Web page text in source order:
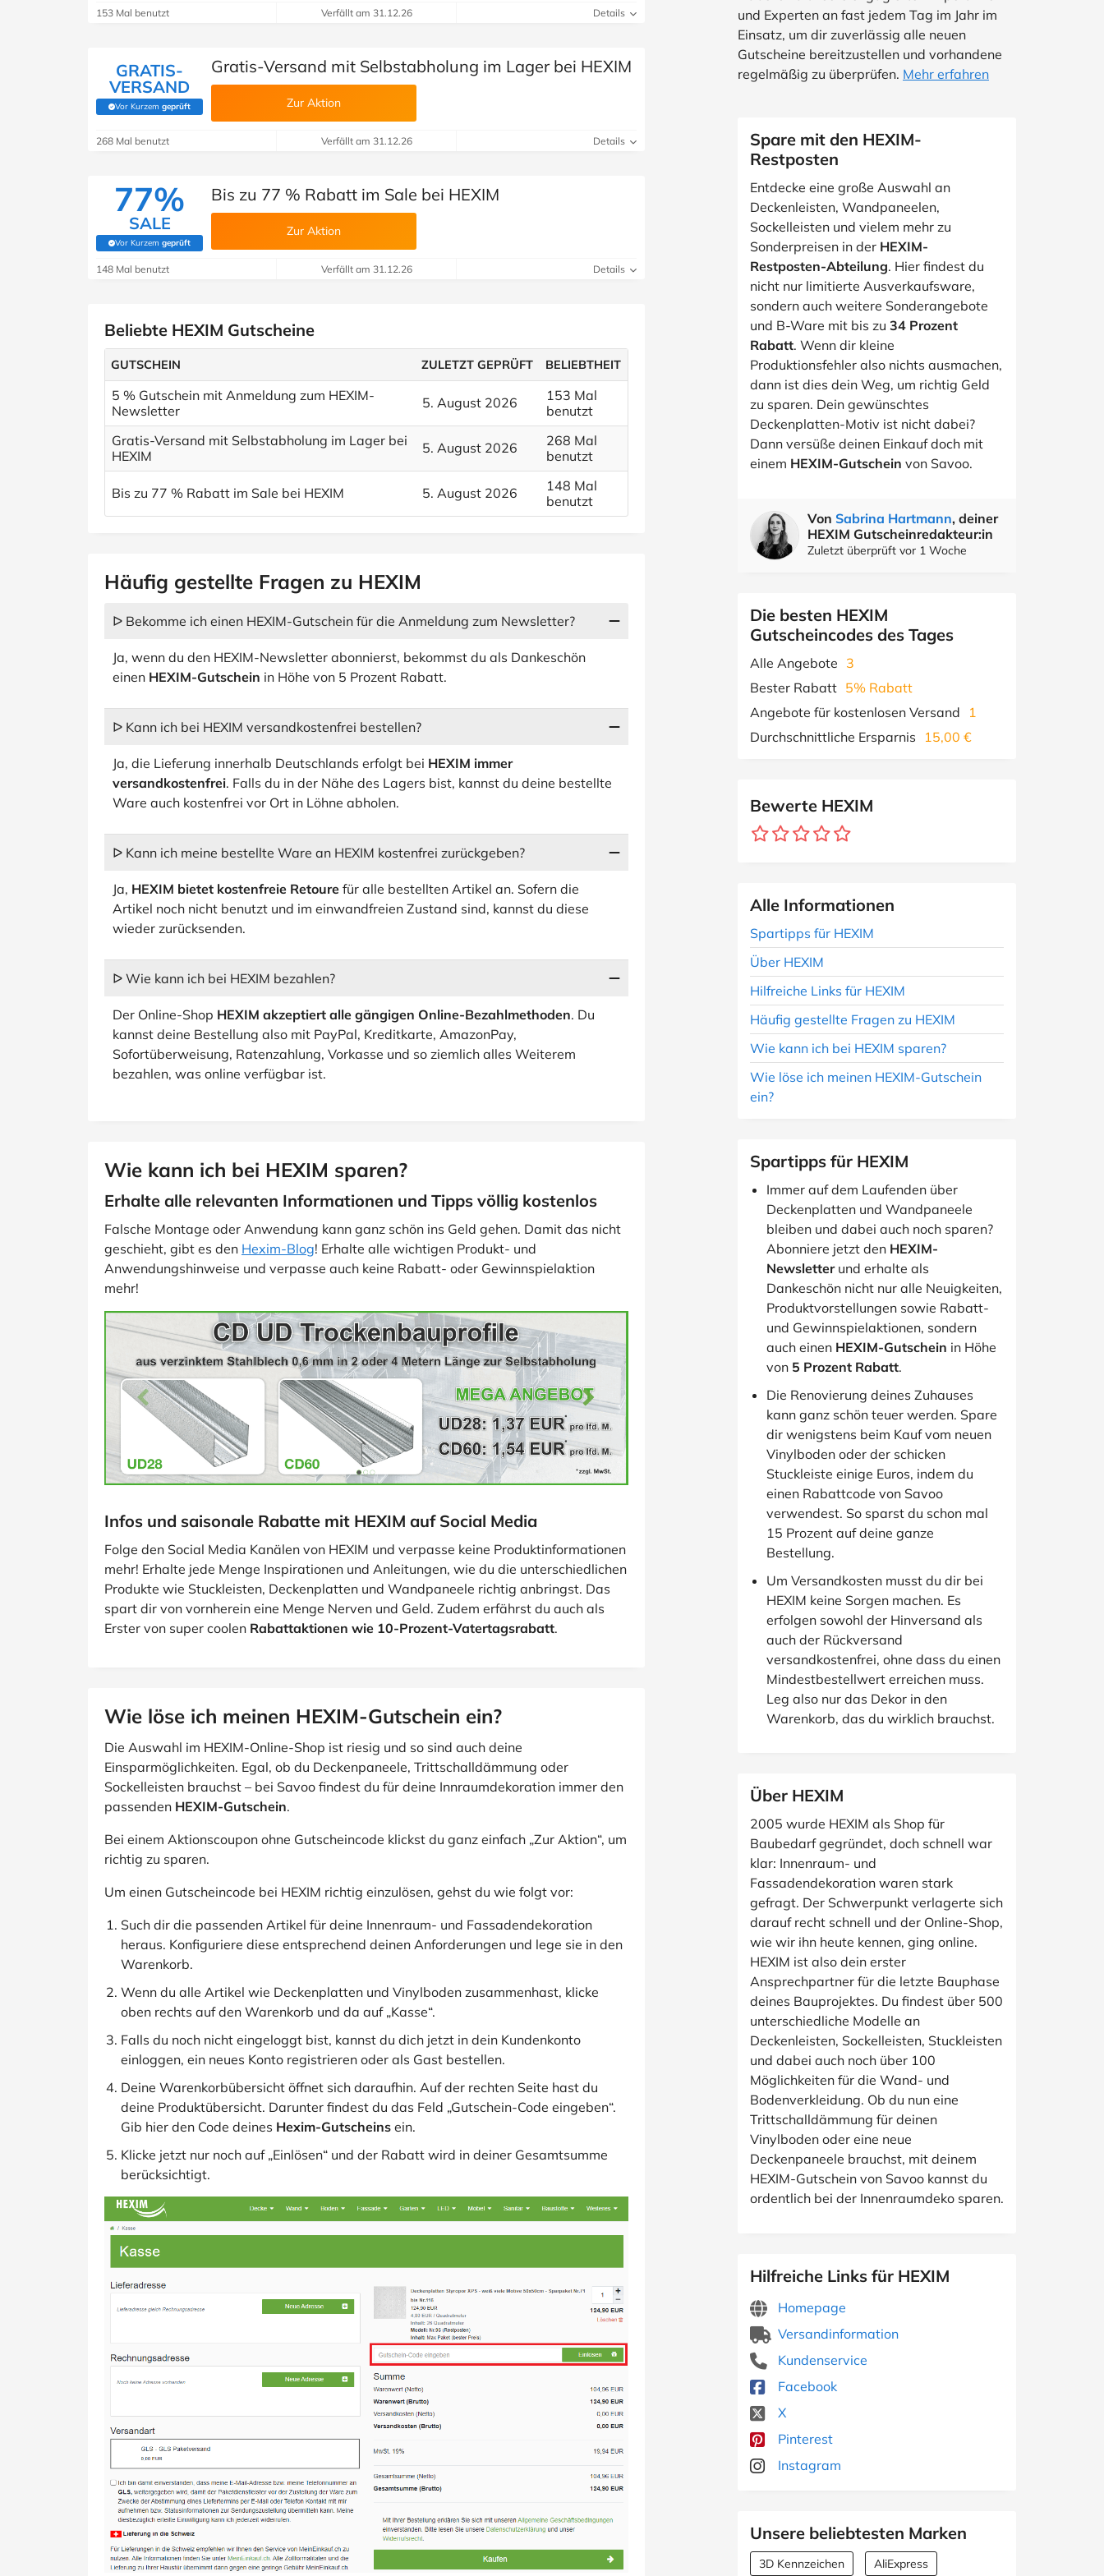
153 Mal benutzt Verfällt am 31.12.26 Details
GRATIS-
VERSAND
Vor Kurzem geprüft
(Von Savoo geprüft)
Gratis-Versand mit Selbstabholung im Lager bei HEXIM
Zur Aktion
268 Mal benutzt Verfällt am 31.12.26 Details
77%
SALE
Vor Kurzem geprüft
(Von Savoo geprüft)
Bis zu 77 % Rabatt im Sale bei HEXIM
Zur Aktion
148 Mal benutzt Verfällt am 31.12.26 Details
Beliebte HEXIM Gutscheine
GUTSCHEIN ZULETZT GEPRÜFT BELIEBTHEIT
5 % Gutschein mit Anmeldung zum HEXIM-
Newsletter
5. August 2026
153 Mal
benutzt
Gratis-Versand mit Selbstabholung im Lager bei
HEXIM
5. August 2026
268 Mal
benutzt
Bis zu 77 % Rabatt im Sale bei HEXIM 5. August 2026
148 Mal
benutzt
und Experten an fast jedem Tag im Jahr im
Einsatz, um dir zuverlässig alle neuen
Gutscheine bereitzustellen und vorhandene
regelmäßig zu überprüfen. Mehr erfahren
Spare mit den HEXIM-
Restposten
Entdecke eine große Auswahl an
Deckenleisten, Wandpaneelen,
Sockelleisten und vielem mehr zu
Sonderpreisen in der HEXIM-
Restposten-Abteilung. Hier findest du
nicht nur limitierte Ausverkaufsware,
sondern auch weitere Sonderangebote
und B-Ware mit bis zu 34 Prozent
Rabatt. Wenn dir kleine
Produktionsfehler also nichts ausmachen,
dann ist dies dein Weg, um richtig Geld
zu sparen. Dein gewünschtes
Deckenplatten-Motiv ist nicht dabei?
Dann versüße deinen Einkauf doch mit
einem HEXIM-Gutschein von Savoo.
Von Sabrina Hartmann, deiner
HEXIM Gutscheinredakteur:in
Zuletzt überprüft vor 1 Woche
Die besten HEXIM
Gutscheincodes des Tages
Alle Angebote 3
Bester Rabatt 5% Rabatt
Angebote für kostenlosen Versand
1
Durchschnittliche Ersparnis
15,00 €
Bewerte HEXIM
Alle Informationen
Spartipps für HEXIM
Über HEXIM
Hilfreiche Links für HEXIM
Häufig gestellte Fragen zu HEXIM
Wie kann ich bei HEXIM sparen?
Wie löse ich meinen HEXIM-Gutschein
ein?
Spartipps für HEXIM
Immer auf dem Laufenden über
Deckenplatten und Wandpaneele
bleiben und dabei auch noch sparen?
Abonniere jetzt den HEXIM-
Newsletterund erhalte als
Dankeschön nicht nur alle Neuigkeiten,
Produktvorstellungen sowie Rabatt-
und Gewinnspielaktionen, sondern
auch einen HEXIM-Gutschein in Höhe
von 5 Prozent Rabatt.
Die Renovierung deines Zuhauses
kann ganz schön teuer werden. Spare
dir wenigstens beim Kauf vom neuen
Vinylboden oder der schicken
Stuckleiste einige Euros, indem du
einen Rabattcode von Savoo
verwendest. So sparst du schon mal
15 Prozent auf deine ganze
Bestellung.
Um Versandkosten musst du dir bei
HEXIM keine Sorgen machen. Es
erfolgen sowohl der Hinversand als
auch der Rückversand
versandkostenfrei, ohne dass du einen
Mindestbestellwert erreichen muss.
Leg also nur das Dekor in den
Warenkorb, das du wirklich brauchst.
Über HEXIM
2005 wurde HEXIM als Shop für
Baubedarf gegründet, doch schnell war
klar: Innenraum- und
Fassadendekoration waren stark
gefragt. Der Schwerpunkt verlagerte sich
darauf recht schnell und der Online-Shop,
wie wir ihn heute kennen, ging online.
HEXIM ist also dein erster
Ansprechpartner für die letzte Bauphase
deines Bauprojektes. Du findest über 500
unterschiedliche Modelle an
Deckenleisten, Sockelleisten, Stuckleisten
und dabei auch noch über 100
Möglichkeiten für die Wand- und
Bodenverkleidung. Ob du nun eine
Trittschalldämmung für deinen
Vinylboden oder eine neue
Deckenpaneele brauchst, mit deinem
HEXIM-Gutschein von Savoo kannst du
ordentlich bei der Innenraumdeko sparen.
Hilfreiche Links für HEXIM
Homepage
Versandinformation
Kundenservice
Facebook
X
Pinterest
Instagram
Unsere beliebtesten Marken
3D Kennzeichen AliExpress
Häufig gestellte Fragen zu HEXIM
ᐅ Bekomme ich einen HEXIM-Gutschein für die Anmeldung zum Newsletter?
Ja, wenn du den HEXIM-Newsletter abonnierst, bekommst du als Dankeschön
einen HEXIM-Gutschein in Höhe von 5 Prozent Rabatt.
ᐅ Kann ich bei HEXIM versandkostenfrei bestellen?
Ja, die Lieferung innerhalb Deutschlands erfolgt bei HEXIM immer
versandkostenfrei. Falls du in der Nähe des Lagers bist, kannst du deine bestellte
Ware auch kostenfrei vor Ort in Löhne abholen.
ᐅ Kann ich meine bestellte Ware an HEXIM kostenfrei zurückgeben?
Ja, HEXIM bietet kostenfreie Retoure für alle bestellten Artikel an. Sofern die
Artikel noch nicht benutzt und im einwandfreien Zustand sind, kannst du diese
wieder zurücksenden.
ᐅ Wie kann ich bei HEXIM bezahlen?
Der Online-Shop HEXIM akzeptiert alle gängigen Online-Bezahlmethoden. Du
kannst deine Bestellung also mit PayPal, Kreditkarte, AmazonPay,
Sofortüberweisung, Ratenzahlung, Vorkasse und so ziemlich alles Weiterem
bezahlen, was online verfügbar ist.
Wie kann ich bei HEXIM sparen?
Erhalte alle relevanten Informationen und Tipps völlig kostenlos
Falsche Montage oder Anwendung kann ganz schön ins Geld gehen. Damit das nicht
geschieht, gibt es den Hexim-Blog! Erhalte alle wichtigen Produkt- und
Anwendungshinweise und verpasse auch keine Rabatt- oder Gewinnspielaktion
mehr!
Infos und saisonale Rabatte mit HEXIM auf Social Media
Folge den Social Media Kanälen von HEXIM und verpasse keine Produktinformationen
mehr! Erhalte jede Menge Inspirationen und Anleitungen, wie du die unterschiedlichen
Produkte wie Stuckleisten, Deckenplatten und Wandpaneele richtig anbringst. Das
spart dir von vornherein eine Menge Nerven und Geld. Zudem erfährst du auch als
Erster von super coolen Rabattaktionen wie 10-Prozent-Vatertagsrabatt.
Wie löse ich meinen HEXIM-Gutschein ein?
Die Auswahl im HEXIM-Online-Shop ist riesig und so sind auch deine
Einsparmöglichkeiten. Egal, ob du Deckenpaneele, Trittschalldämmung oder
Sockelleisten brauchst – bei Savoo findest du für deine Innraumdekoration immer den
passenden HEXIM-Gutschein.
Bei einem Aktionscoupon ohne Gutscheincode klickst du ganz einfach „Zur Aktion“, um
richtig zu sparen.
Um einen Gutscheincode bei HEXIM richtig einzulösen, gehst du wie folgt vor:
Such dir die passenden Artikel für deine Innenraum- und Fassadendekoration
heraus. Konfiguriere diese entsprechend deinen Anforderungen und lege sie in den
Warenkorb.
Wenn du alle Artikel wie Deckenplatten und Vinylboden zusammenhast, klicke
oben rechts auf den Warenkorb und da auf „Kasse“.
Falls du noch nicht eingeloggt bist, kannst du dich jetzt in dein Kundenkonto
einloggen, ein neues Konto registrieren oder als Gast bestellen.
Deine Warenkorbübersicht öffnet sich daraufhin. Auf der rechten Seite hast du
deine Produktübersicht. Darunter findest du das Feld „Gutschein-Code eingeben“.
Gib hier den Code deines Hexim-Gutscheins ein.
Klicke jetzt nur noch auf „Einlösen“ und der Rabatt wird in deiner Gesamtsumme
berücksichtigt.